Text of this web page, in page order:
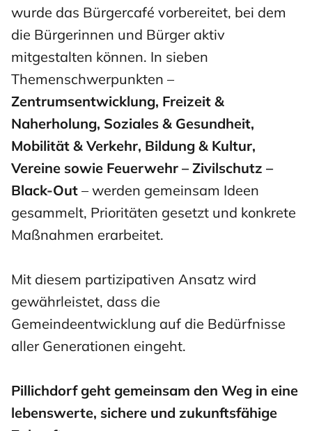
wurde das Bürgercafé vorbereitet, bei dem
die Bürgerinnen und Bürger aktiv
mitgestalten können. In sieben
Themenschwerpunkten –
Zentrumsentwicklung, Freizeit &
Naherholung, Soziales & Gesundheit,
Mobilität & Verkehr, Bildung & Kultur,
Vereine sowie Feuerwehr – Zivilschutz –
Black-Out – werden gemeinsam Ideen
gesammelt, Prioritäten gesetzt und konkrete
Maßnahmen erarbeitet.
Mit diesem partizipativen Ansatz wird
gewährleistet, dass die
Gemeindeentwicklung auf die Bedürfnisse
aller Generationen eingeht.
Pillichdorf geht gemeinsam den Weg in eine
lebenswerte, sichere und zukunftsfähige